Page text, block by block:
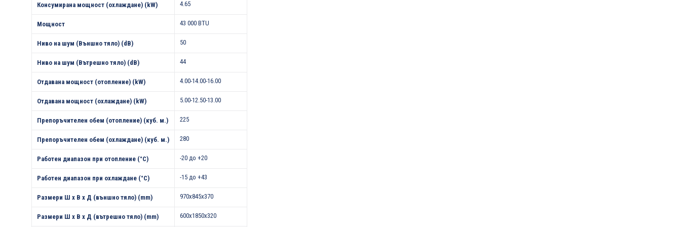
Консумирана мощност (охлаждане) (kW) 4.65
Мощност 43 000 BTU
Ниво на шум (Външно тяло) (dB) 50
Ниво на шум (Вътрешно тяло) (dB) 44
Отдавана мощност (отопление) (kW) 4.00-14.00-16.00
Отдавана мощност (охлаждане) (kW) 5.00-12.50-13.00
Препоръчителен обем (отопление) (куб. м.) 225
Препоръчителен обем (охлаждане) (куб. м.) 280
Работен диапазон при отопление (°С) -20 до +20
Работен диапазон при охлаждане (°С) -15 до +43
Размери Ш х В х Д (външно тяло) (mm) 970x845x370
Размери Ш х В х Д (вътрешно тяло) (mm) 600x1850x320